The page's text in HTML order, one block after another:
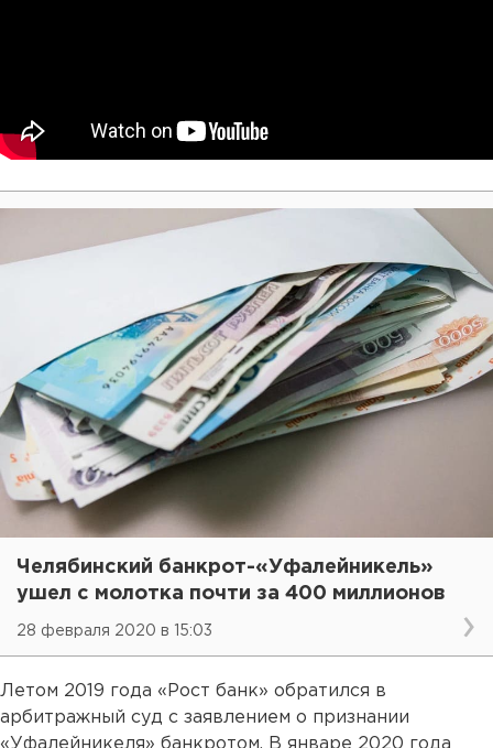
Челябинский банкрот-«Уфалейникель»
ушел с молотка почти за 400 миллионов
28 февраля 2020 в 15:03
Летом 2019 года «Рост банк» обратился в
арбитражный суд с заявлением о признании
«Уфалейникеля» банкротом. В январе 2020 года